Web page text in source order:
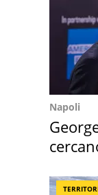
Napoli